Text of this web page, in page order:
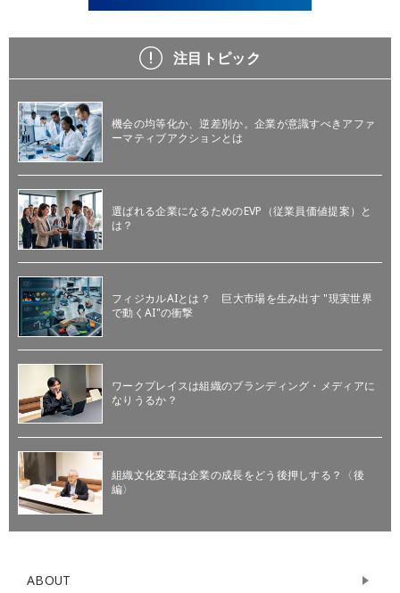
注目トピック
機会の均等化か、逆差別か。企業が意識すべきアファ
ーマティブアクションとは
選ばれる企業になるためのEVP（従業員価値提案）と
は？
フィジカルAIとは？ 巨大市場を生み出す "現実世界
で動くAI"の衝撃
ワークプレイスは組織のブランディング・メディアに
なりうるか？
組織文化変革は企業の成長をどう後押しする？〈後
編〉
ABOUT